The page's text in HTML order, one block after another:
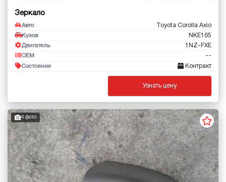
Зеркало
Авто Toyota Corolla Axio
Кузов NKE165
Двигатель 1NZ-FXE
OEM --
Состояние Контракт
Узнать цену
4 фото